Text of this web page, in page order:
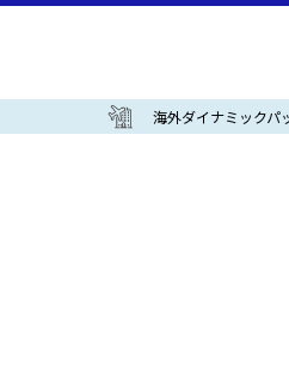
海外ダイナミックパ